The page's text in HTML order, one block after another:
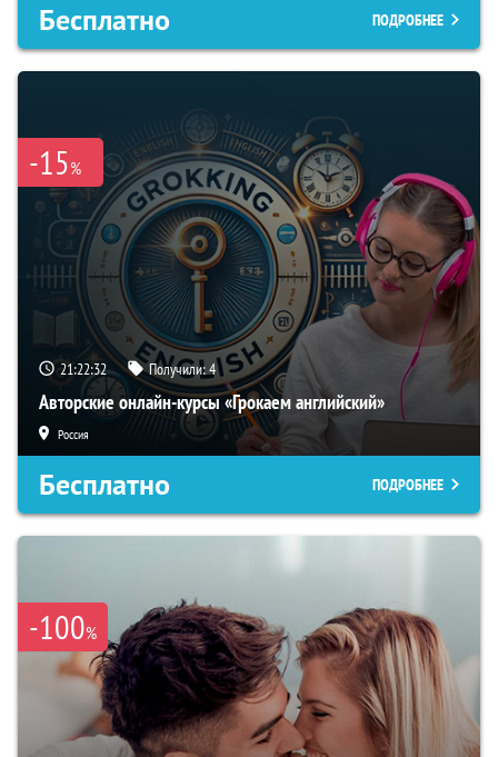
Бесплатно ПОДРОБНЕЕ
-15%
21:22:31 Получили:4
Авторские онлайн-курсы «Грокаем английский»
Россия
Бесплатно ПОДРОБНЕЕ
-100%